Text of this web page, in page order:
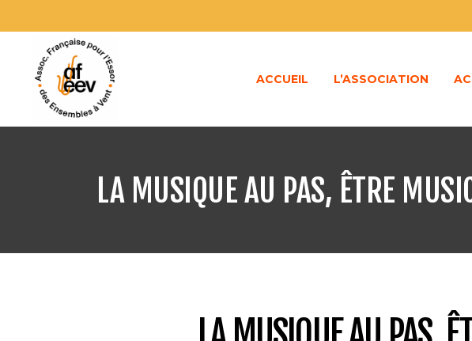
ACCUEIL L’ASSOCIATION
LA MUSIQUE AU PAS, ÊTRE